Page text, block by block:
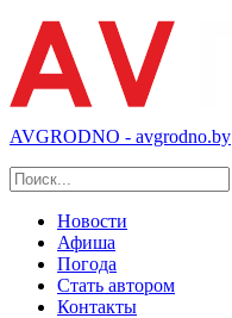
AVGRODNO - avgrodno.by
Новости
Афиша
Погода
Стать автором
Контакты